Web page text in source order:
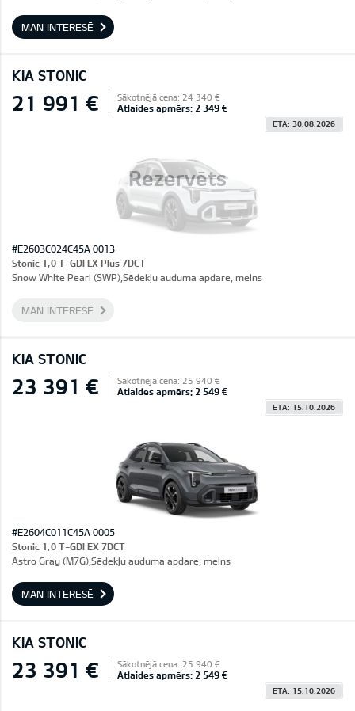
MAN INTERESĒ
KIA STONIC
Rezervēts
21 991 € Sākotnējā cena: 24 340 €
Atlaides apmērs: 2 349 €
ETA: 30.08.2026
#E2603C024C45A 0013
Stonic 1,0 T-GDI LX Plus 7DCT
Snow White Pearl (SWP),Sēdekļu auduma apdare, melns
MAN INTERESĒ
KIA STONIC
23 391 € Sākotnējā cena: 25 940 €
Atlaides apmērs: 2 549 €
ETA: 15.10.2026
#E2604C011C45A 0005
Stonic 1,0 T-GDI EX 7DCT
Astro Gray (M7G),Sēdekļu auduma apdare, melns
MAN INTERESĒ
KIA STONIC
23 391 € Sākotnējā cena: 25 940 €
Atlaides apmērs: 2 549 €
ETA: 15.10.2026